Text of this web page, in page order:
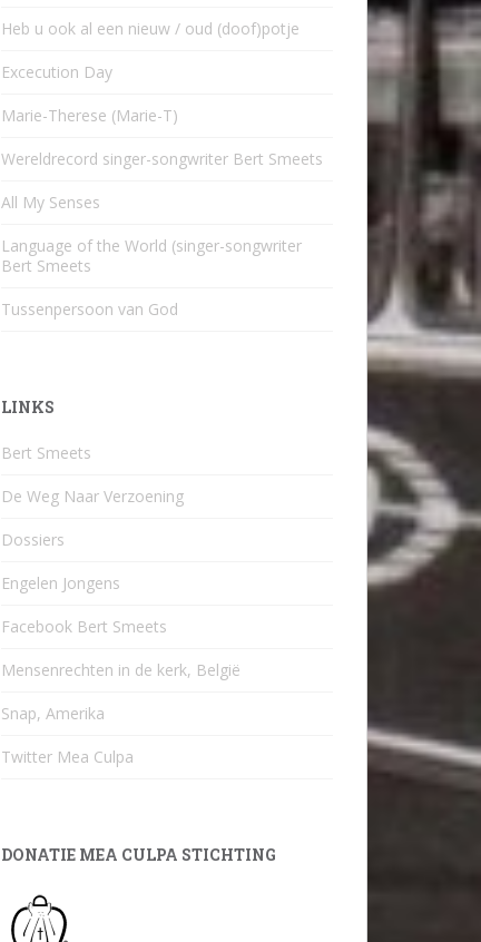
Heb u ook al een nieuw / oud (doof)potje
Excecution Day
Marie-Therese (Marie-T)
Wereldrecord singer-songwriter Bert Smeets
All My Senses
Language of the World (singer-songwriter
Bert Smeets
Tussenpersoon van God
LINKS
Bert Smeets
De Weg Naar Verzoening
Dossiers
Engelen Jongens
Facebook Bert Smeets
Mensenrechten in de kerk, België
Snap, Amerika
Twitter Mea Culpa
DONATIE MEA CULPA STICHTING